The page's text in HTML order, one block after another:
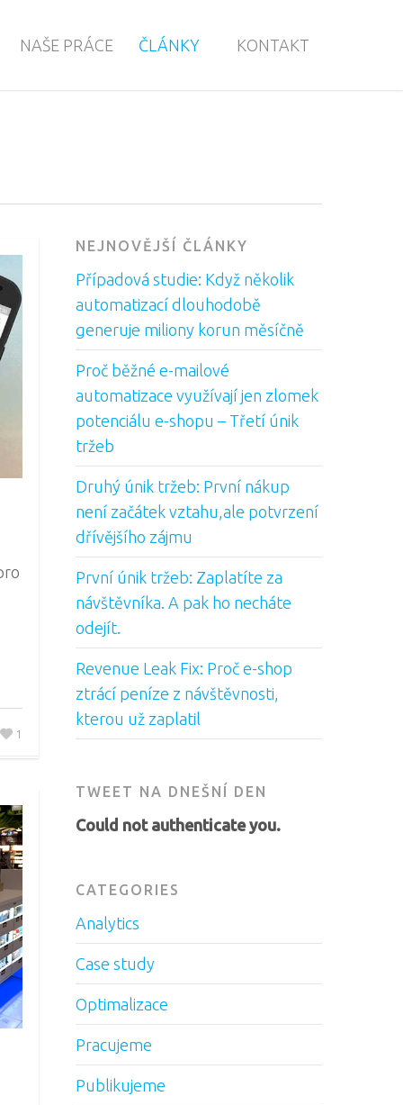
NAŠE PRÁCE ČLÁNKY KONTAKT
1
NEJNOVĚJŠÍ ČLÁNKY
Případová studie: Když několik
automatizací dlouhodobě
generuje miliony korun měsíčně
Proč běžné e-mailové
automatizace využívají jen zlomek
potenciálu e-shopu – Třetí únik
tržeb
Druhý únik tržeb: První nákup
není začátek vztahu,ale potvrzení
dřívějšího zájmu
První únik tržeb: Zaplatíte za
návštěvníka. A pak ho necháte
odejít.
Revenue Leak Fix: Proč e-shop
ztrácí peníze z návštěvnosti,
kterou už zaplatil
TWEET NA DNEŠNÍ DEN
Could not authenticate you.
CATEGORIES
Analytics
Case study
Optimalizace
Pracujeme
Publikujeme